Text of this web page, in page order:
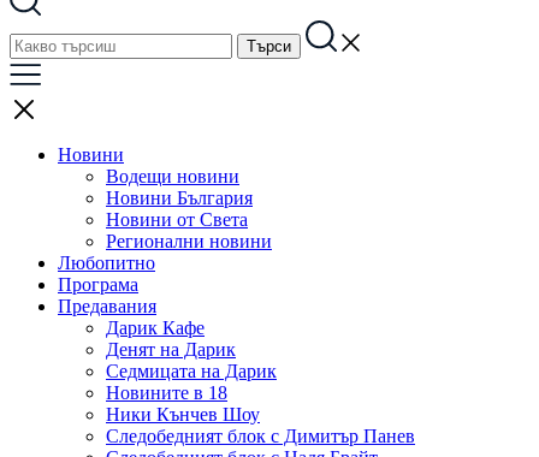
Новини
Водещи новини
Новини България
Новини от Света
Регионални новини
Любопитно
Програма
Предавания
Дарик Кафе
Денят на Дарик
Седмицата на Дарик
Новините в 18
Ники Кънчев Шоу
Следобедният блок с Димитър Панев